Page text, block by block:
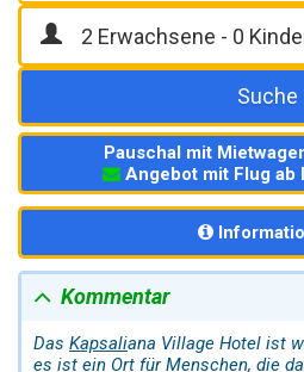
Suche
Pauschal mit
Angebot mit Flug ab
Kommentar
Das Kapsaliana Village Hotel ist
es ist ein Ort für Menschen, die